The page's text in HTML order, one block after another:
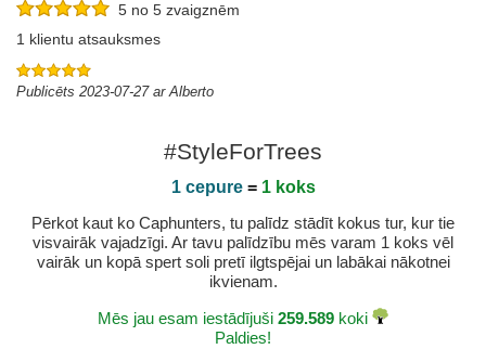
5 no 5 zvaigznēm
1 klientu atsauksmes
Publicēts 2023-07-27 ar Alberto
#StyleForTrees
1 cepure= 1 koks
Pērkot kaut ko Caphunters, tu palīdz stādīt kokus tur, kur tie
visvairāk vajadzīgi. Ar tavu palīdzību mēs varam 1 koks vēl
vairāk un kopā spert soli pretī ilgtspējai un labākai nākotnei
ikvienam.
Mēs jau esam iestādījuši 259.589 koki
Paldies!